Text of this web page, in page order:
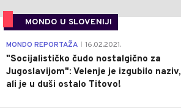
MONDO U SLOVENIJI
MONDO REPORTAŽA 16.02.2021.
"Socijalističko čudo nostalgično za
Jugoslavijom": Velenje je izgubilo naziv,
ali je u duši ostalo Titovo!